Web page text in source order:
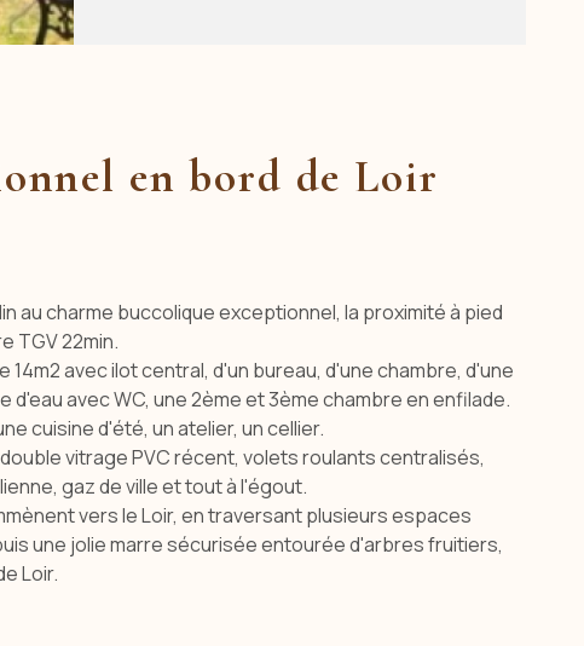
en bord de Loir
au charme buccolique exceptionnel, la proximité à pied
TGV 22min.
avec ilot central, d'un bureau, d'une chambre, d'une
avec WC, une 2ème et 3ème chambre en enfilade.
cuisine d'été, un atelier, un cellier.
vitrage PVC récent, volets roulants centralisés,
gaz de ville et tout à l'égout.
vers le Loir, en traversant plusieurs espaces
une jolie marre sécurisée entourée d'arbres fruitiers,
Loir.